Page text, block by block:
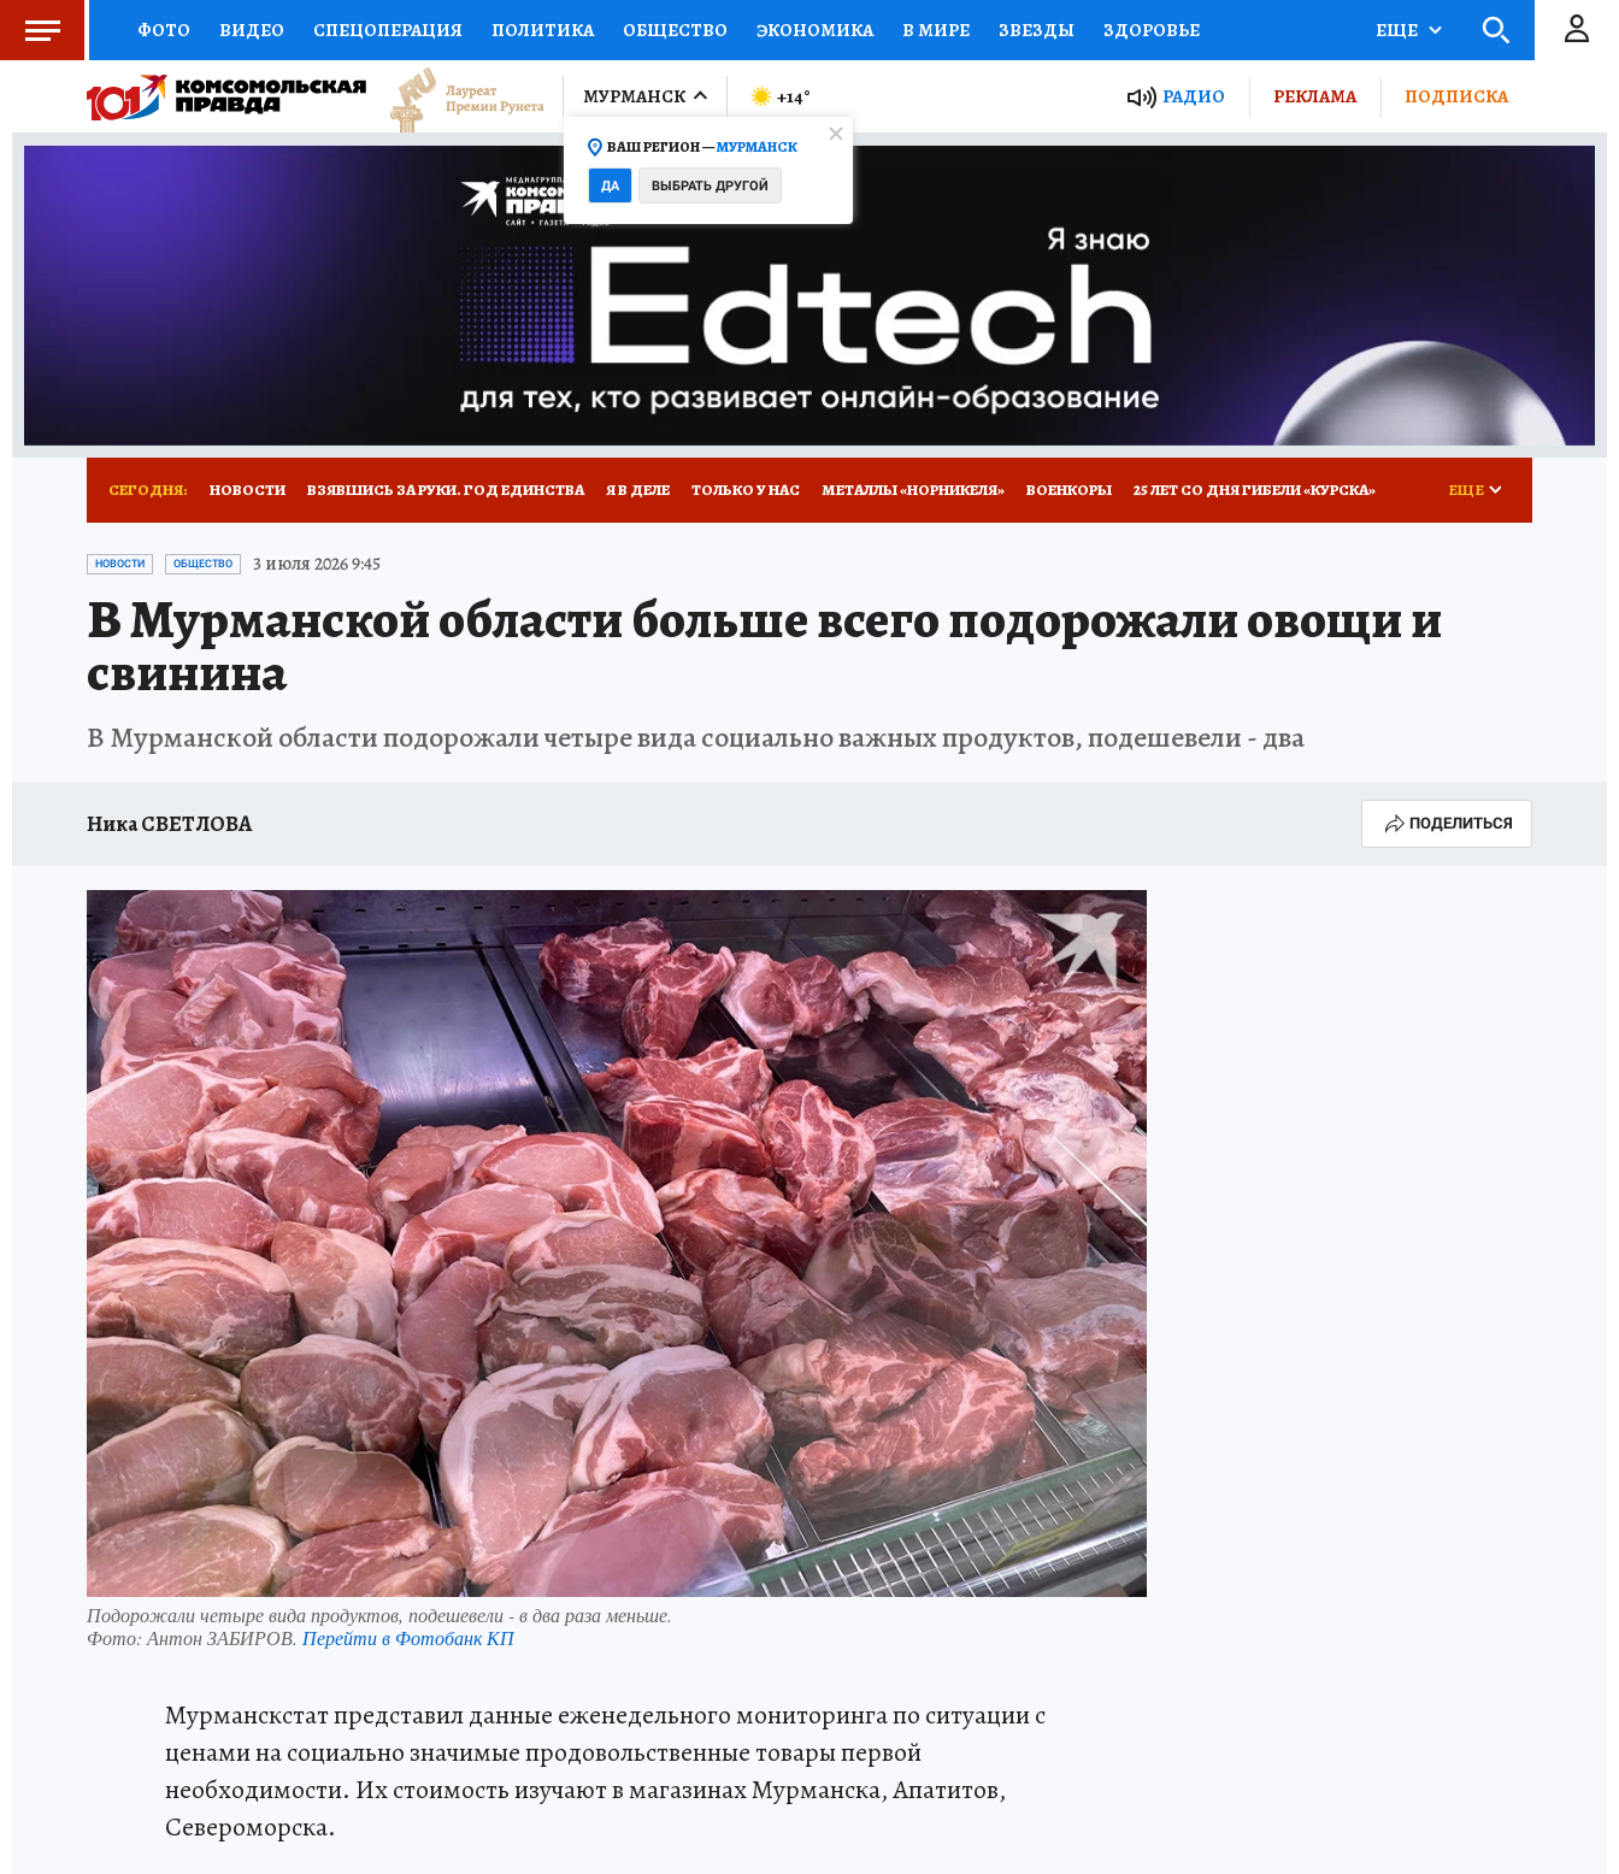
ФОТО ВИДЕО СПЕЦОПЕРАЦИЯ ПОЛИТИКА ОБЩЕСТВО ЭКОНОМИКА В МИРЕ ЗВЕЗДЫ ЗДОРОВЬЕ
СОЦПОДДЕРЖКА НАУКА СПОРТ КОЛУМНИСТЫ ПРОИСШЕСТВИЯ НАЦИОНАЛЬНЫЕ ПРОЕКТЫ РОССИИ
ВЫБОР ЭКСПЕРТОВ ДОКТОР ФИНАНСЫ ОТКРЫВАЕМ МИР Я ЗНАЮ СЕМЬЯ ЖЕНСКИЕ СЕКРЕТЫ ПУТЕВОДИТЕЛЬ
ПРОГНОЗЫ НА СПОРТ ПРОМОКОДЫ СЕРИАЛЫ
ТЕЛЕВИЗОР КОЛЛЕКЦИИ КОНКУРСЫ ГИД ПОТРЕБИТЕЛЯ
НОВОЕ НА САЙТЕ
ЕЩЕ
МУРМАНСК
ВАШ РЕГИОН —МУРМАНСК
ДА ВЫБРАТЬ ДРУГОЙ
+14° РАДИО РЕКЛАМА ПОДПИСКА
СЕГОДНЯ: НОВОСТИ ВЗЯВШИСЬ ЗА РУКИ. ГОД ЕДИНСТВА Я В ДЕЛЕ ТОЛЬКО У НАС МЕТАЛЛЫ «НОРНИКЕЛЯ» ВОЕНКОРЫ 25 ЛЕТ СО ДНЯ ГИБЕЛИ «КУРСКА»
УКРАИНА: СВОДКА КП В МАХ
ЗАПОВЕДНАЯ РОССИЯ ПРОИСШЕСТВИЯ АФИША ШКОЛА ЖУРНАЛИСТИКИ ИСПЫТАНО НА СЕБЕ
ЕЩЕ
НОВОСТИ ОБЩЕСТВО 3 июля 2026 9:45
В Мурманской области больше всего подорожали овощи и
свинина
В Мурманской области подорожали четыре вида социально важных продуктов, подешевели - два
Ника СВЕТЛОВА ПОДЕЛИТЬСЯ
Подорожали четыре вида продуктов, подешевели - в два раза меньше.
Фото: Антон ЗАБИРОВ. Перейти в Фотобанк КП
Мурманскстат представил данные еженедельного мониторинга по ситуации с
ценами на социально значимые продовольственные товары первой
необходимости. Их стоимость изучают в магазинах Мурманска, Апатитов,
Североморска.